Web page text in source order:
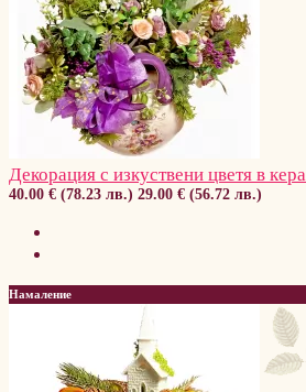
Декорация с изкуствени цветя в
40.00 € (78.23 лв.) 29.00 € (56.72 лв.)
Намаление